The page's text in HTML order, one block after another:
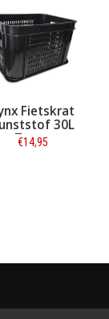
Fietskrat
30L
Zwart
€14,95